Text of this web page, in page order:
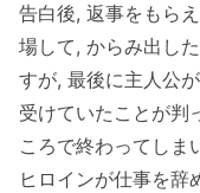
告白後, 返事をもら
場して, からみ出し
すが, 最後に主人公
受けていたことが判
ころで終わってしま
ヒロインが仕事を辞